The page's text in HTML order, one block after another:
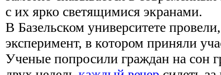
с их ярко светящимися экранами.
В Базельском университете
эксперимент, в котором приняли
Ученые попросили граждан на сон